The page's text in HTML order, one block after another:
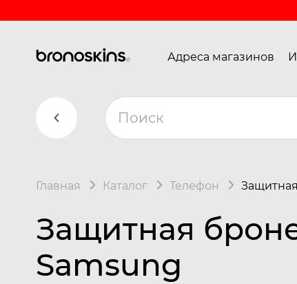
Адреса магазинов
Главная Каталог Телефон
Защитная
Samsung